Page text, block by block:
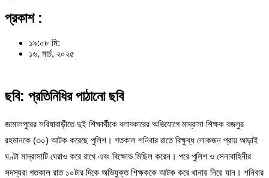
প্রকাশ :
১৯:০৮ মি:
১৬, মার্চ, ২০২৫
ছবি: প্রতিনিধির পাঠানো ছবি
জামালপুরের সরিষাবাড়ীতে দুই শিক্ষার্থীকে বলাৎকারের অভিযোগে মাদ্রাসা শিক্ষক বজলুর
রহমানকে (৩০) আটক করেছে পুলিশ। গতকাল শনিবার রাতে বিক্ষুব্ধ লোকজন প্রায় আড়াই
ঘণ্টা মাদ্রাসাটি ঘেরাও করে রাখে এবং বিক্ষোভ মিছিল করেন। পরে পুলিশ ও সেনাবাহিনীর
সদস্যরা গতকাল রাত ১০টার দিকে অভিযুক্ত শিক্ষককে আটক করে থানায় নিয়ে যান। শনিবার